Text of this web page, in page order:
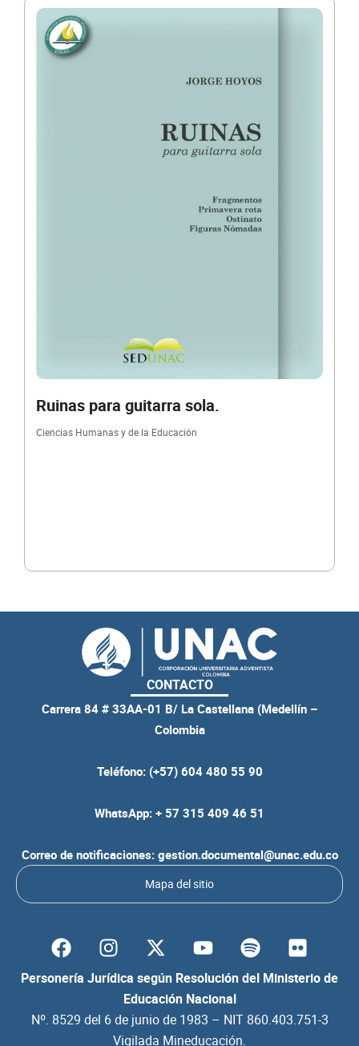
Ruinas para guitarra sola.
Ciencias Humanas y de la Educación
CONTACTO
Carrera 84 # 33AA-01 B/ La Castellana (Medellín –
Colombia
Teléfono: (+57) 604 480 55 90
WhatsApp: + 57 315 409 46 51
Correo de notificaciones: gestion.documental@unac.edu.co
Mapa del sitio
Personería Jurídica según Resolución del Ministerio de
Educación Nacional
Nº. 8529 del 6 de junio de 1983 – NIT 860.403.751-3
Vigilada Mineducación.
F
a
c
b
I
n
s
a
g
Y
o
u
t
u
b
S
p
o
i
F
l
i
k